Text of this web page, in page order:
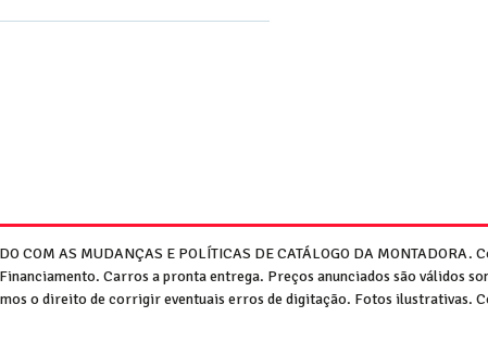
COM AS MUDANÇAS E POLÍTICAS DE CATÁLOGO DA MONTADORA.
Carros a pronta entrega. Preços anunciados são válidos
o direito de corrigir eventuais erros de digitação. Fotos ilustrativas.